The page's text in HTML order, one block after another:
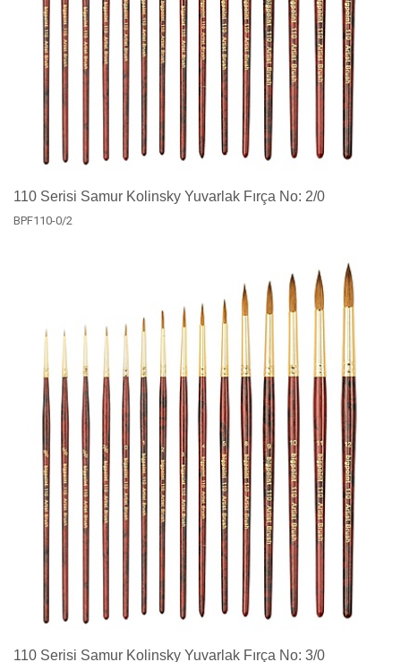
110 Serisi Samur Kolinsky Yuvarlak Fırça No: 2/0
BPF110-0/2
110 Serisi Samur Kolinsky Yuvarlak Fırça No: 3/0